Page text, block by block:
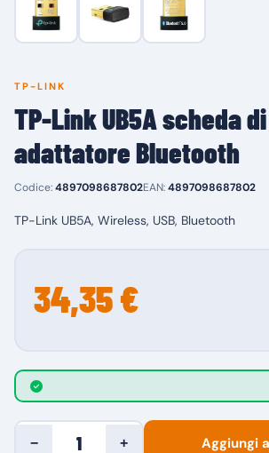
TP-LINK
TP-Link UB5A scheda
adattatore Bluetooth
Codice:4897098687802EAN:4897098687802
TP-Link UB5A, Wireless, USB, Bluetooth
34,35 €
− + Aggiungi